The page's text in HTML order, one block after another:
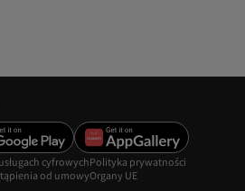
cyfrowychPolityka prywatności
od umowyOrgany UE